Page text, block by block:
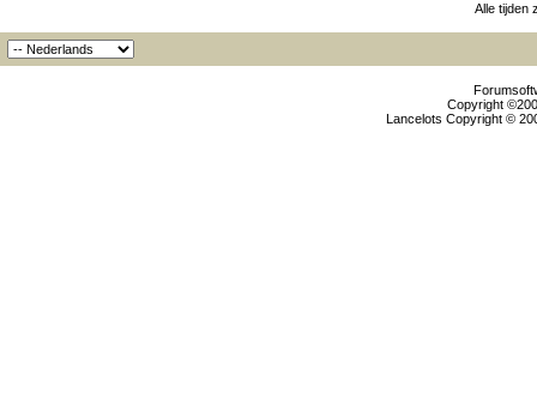
Alle tijden
Copyright
Lancelots Copyright ©